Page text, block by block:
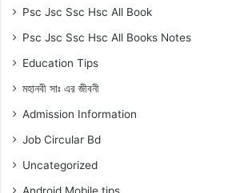
Psc Jsc Ssc Hsc All Book
Psc Jsc Ssc Hsc All Books Notes
Education Tips
মহানবী সাঃ এর জীবনী
Admission Information
Job Circular Bd
Uncategorized
Android Mobile tips